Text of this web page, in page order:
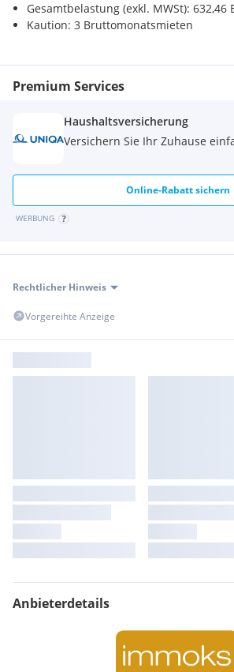
Verkehr
Bahnhof <4500m
Sonstige
Polizei <5500m
Gesamtbelastung (exkl. MWSt): 632,46
Kaution: 3 Bruttomonatsmieten
Premium Services
Haushaltsversicherung
Versichern Sie Ihr Zuhause
Online-Rabatt sichern
WERBUNG
Rechtlicher Hinweis
Vorgereihte Anzeige
Anbieterdetails